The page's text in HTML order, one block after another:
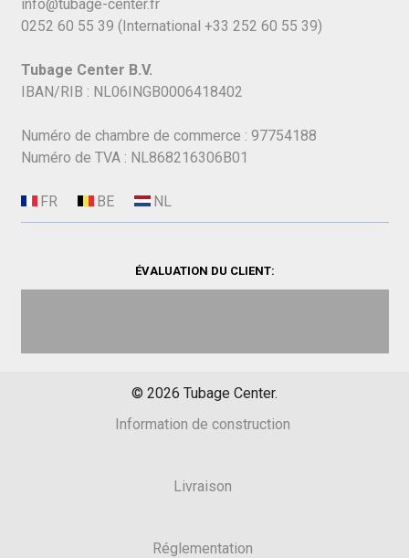
info@tubage-center.fr
0252 60 55 39 (International +33 252 60 55 39)
Tubage Center B.V.
IBAN/RIB : NL06INGB0006418402
Numéro de chambre de commerce : 97754188
Numéro de TVA : NL868216306B01
ÉVALUATION DU CLIENT:
© 2026 Tubage Center.
Information de construction
Livraison
Réglementation